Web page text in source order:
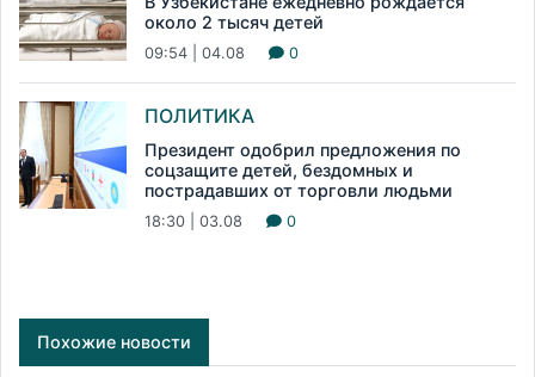
около 2 тысяч детей
09:54 | 04.08 0
ПОЛИТИКА
Президент одобрил предложения по
соцзащите детей, бездомных и
пострадавших от торговли людьми
18:30 | 03.08 0
Похожие новости